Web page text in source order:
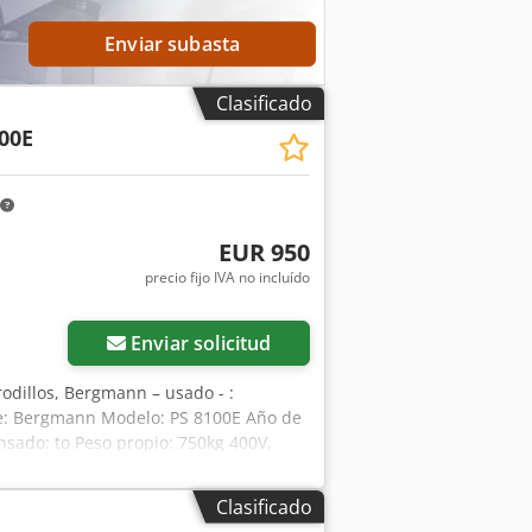
Enviar subasta
Clasificado
EUR 950
precio fijo IVA no incluído
Enviar solicitud
Bergmann – usado - :
Modelo: PS 8100E Año de
to Peso propio: 750kg 400V,
Compactación eficiente de
y compactación eficaz de residuos,
permite el llenado continuo por
Clasificado